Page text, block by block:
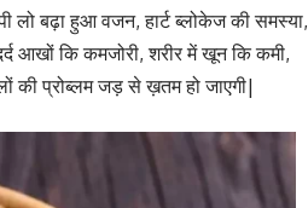
लो बढ़ा हुआ वजन, हार्ट ब्लोकेज की समस्या,
दर्द आखों कि कमजोरी, शरीर में खून कि कमी,
की प्रोब्लम जड़ से ख़तम हो जाएगी|